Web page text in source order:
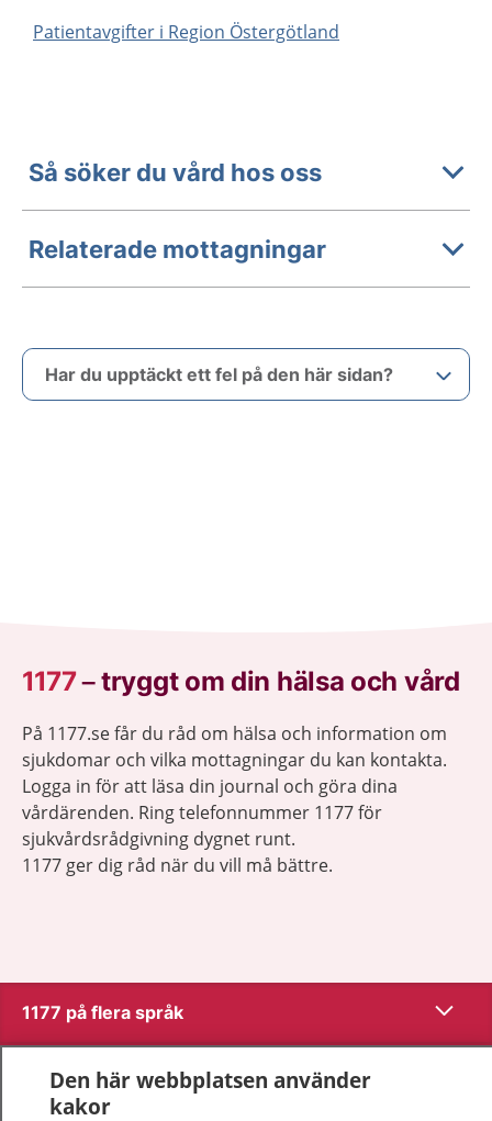
Patientavgifter i Region Östergötland
Så söker du vård hos oss
Relaterade mottagningar
Har du upptäckt ett fel på den här sidan?
1177–tryggt om din hälsa och vård
På 1177.se får du råd om hälsa och information om
sjukdomar och vilka mottagningar du kan kontakta.
Logga in för att läsa din journal och göra dina
vårdärenden. Ring telefonnummer 1177 för
sjukvårdsrådgivning dygnet runt.
1177 ger dig råd när du vill må bättre.
1177 på flera språk Visa
Om 1177
Den här webbplatsen använder
kakor